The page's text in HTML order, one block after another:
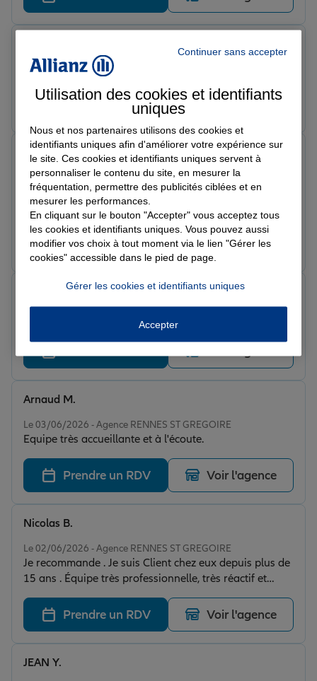
Le 05/06/2026 - Agence RENNES ST GREGOIRE
Prendre un RDV Voir l'agence
Note de 5 sur 5
Le 05/06/2026 - Agence RENNES ST GREGOIRE
La conseillère est gentille et de donne bon conseil et
vous explique bien et si vous avez du mal à
comprendre quelque chose. Je recommandé cette
agence.
Christina L.
Prendre un RDV Voir l'agence
Le 03/06/2026 - Agence RENNES ST GREGOIRE
Equipe très accueillante et à l'écoute.
Arnaud M.
Prendre un RDV Voir l'agence
Le 02/06/2026 - Agence RENNES ST GREGOIRE
Je recommande . Je suis Client chez eux depuis plus de
15 ans . Équipe très professionnelle, très réactif et
joignable!
Nicolas B.
Prendre un RDV Voir l'agence
JEAN Y.
Continuer sans accepter
Utilisation des cookies et identifiants
uniques
Nous et nos partenaires utilisons des cookies et
identifiants uniques afin d'améliorer votre expérience sur
le site. Ces cookies et identifiants uniques servent à
personnaliser le contenu du site, en mesurer la
fréquentation, permettre des publicités ciblées et en
mesurer les performances.
En cliquant sur le bouton "Accepter" vous acceptez tous
les cookies et identifiants uniques. Vous pouvez aussi
modifier vos choix à tout moment via le lien "Gérer les
cookies" accessible dans le pied de page.
Gérer les cookies et identifiants uniques
Accepter